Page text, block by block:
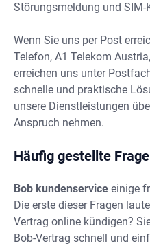
Störungsmeldung und SIM-
Wenn Sie uns per Post
Telefon, A1 Telekom
erreichen uns unter
schnelle und praktische
unsere Dienstleistungen
Anspruch nehmen.
Häufig gestellte
Bob kundenservice einige
Die erste dieser Fragen
Vertrag online kündigen?
Bob-Vertrag schnell und